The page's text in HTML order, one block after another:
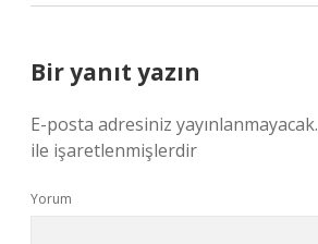
Bir yanıt yazın
E-posta adresiniz yayınlanmayacak.
ile işaretlenmişlerdir
Yorum